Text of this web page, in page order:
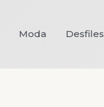
Moda Desfiles